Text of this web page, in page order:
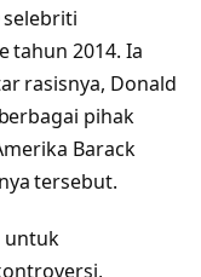
tahun 2014. Ia
rasisnya, Donald
pihak
Barack
tersebut.
untuk